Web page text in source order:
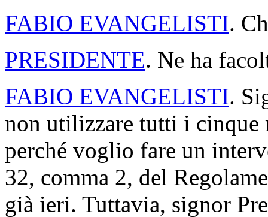
FABIO EVANGELISTI.
PRESIDENTE. Ne ha
FABIO EVANGELISTI.
non utilizzare tutti i cinque
perché voglio fare un
32, comma 2, del
già ieri. Tuttavia, signor